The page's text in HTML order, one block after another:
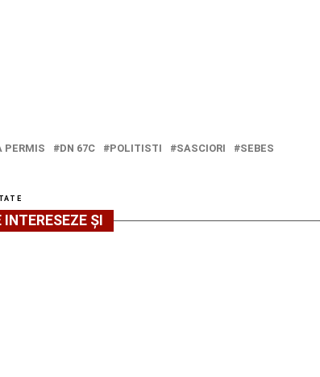
PERMIS DN 67C POLITISTI SASCIORI
SEBES
ȘI